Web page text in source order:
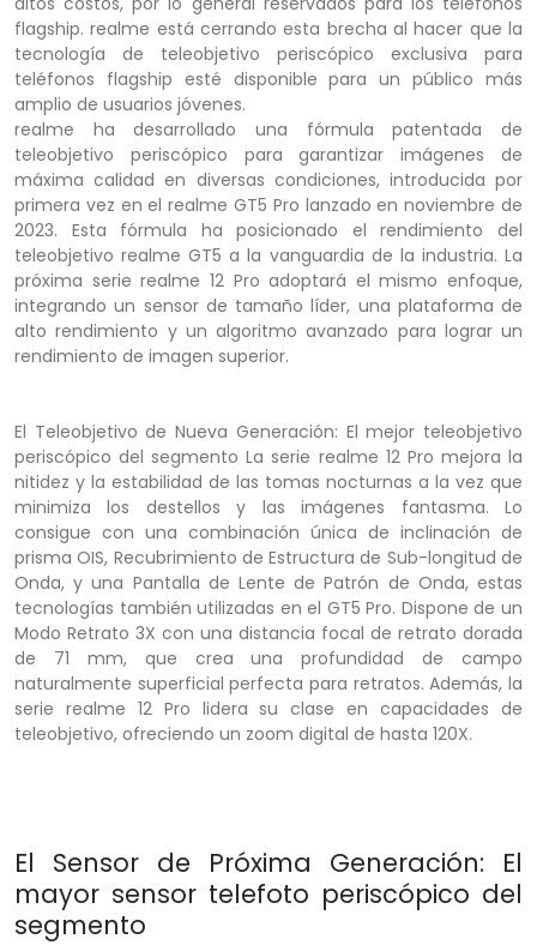
flagship. realme está cerrando esta brecha al hacer que la
tecnología de teleobjetivo periscópico exclusiva para
teléfonos flagship esté disponible para un público más
amplio de usuarios jóvenes.
realme ha desarrollado una fórmula patentada de
teleobjetivo periscópico para garantizar imágenes de
máxima calidad en diversas condiciones, introducida por
primera vez en el realme GT5 Pro lanzado en noviembre de
2023. Esta fórmula ha posicionado el rendimiento del
teleobjetivo realme GT5 a la vanguardia de la industria. La
próxima serie realme 12 Pro adoptará el mismo enfoque,
integrando un sensor de tamaño líder, una plataforma de
alto rendimiento y un algoritmo avanzado para lograr un
rendimiento de imagen superior.
El Teleobjetivo de Nueva Generación: El mejor teleobjetivo
periscópico del segmento La serie realme 12 Pro mejora la
nitidez y la estabilidad de las tomas nocturnas a la vez que
minimiza los destellos y las imágenes fantasma. Lo
consigue con una combinación única de inclinación de
prisma OIS, Recubrimiento de Estructura de Sub-longitud de
Onda, y una Pantalla de Lente de Patrón de Onda, estas
tecnologías también utilizadas en el GT5 Pro. Dispone de un
Modo Retrato 3X con una distancia focal de retrato dorada
de 71 mm, que crea una profundidad de campo
naturalmente superficial perfecta para retratos. Además, la
serie realme 12 Pro lidera su clase en capacidades de
teleobjetivo, ofreciendo un zoom digital de hasta 120X.
El Sensor de Próxima Generación: El
mayor sensor telefoto periscópico del
segmento